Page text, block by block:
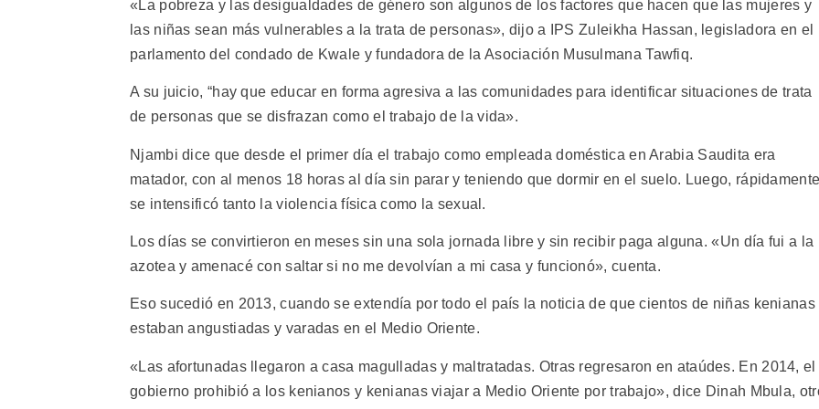
«La pobreza y las desigualdades de género son algunos de los factores que hacen que las mujeres y
las niñas sean más vulnerables a la trata de personas», dijo a IPS Zuleikha Hassan, legisladora en el
parlamento del condado de Kwale y fundadora de la Asociación Musulmana Tawfiq.
A su juicio, “hay que educar en forma agresiva a las comunidades para identificar situaciones de trata
de personas que se disfrazan como el trabajo de la vida».
Njambi dice que desde el primer día el trabajo como empleada doméstica en Arabia Saudita era
matador, con al menos 18 horas al día sin parar y teniendo que dormir en el suelo. Luego,
se intensificó tanto la violencia física como la sexual.
Los días se convirtieron en meses sin una sola jornada libre y sin recibir paga alguna. «Un día fui a la
azotea y amenacé con saltar si no me devolvían a mi casa y funcionó», cuenta.
Eso sucedió en 2013, cuando se extendía por todo el país la noticia de que cientos de niñas kenianas
estaban angustiadas y varadas en el Medio Oriente.
«Las afortunadas llegaron a casa magulladas y maltratadas. Otras regresaron en ataúdes. En 2014, el
gobierno prohibió a los kenianos y kenianas viajar a Medio Oriente por trabajo», dice Dinah Mbula,